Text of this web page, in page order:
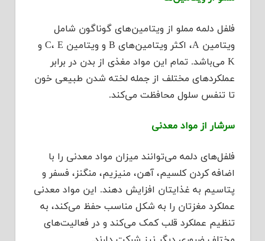
فلفل دلمه مملو از ویتامین‌های گوناگون شامل
ویتامین A، اکثر ویتامین‌های B و ویتامین C، E و
K می‌باشد. تمام این مواد مغذی از بدن در برابر
عملکردهای مختلف از جمله لخته شدن طبیعی خون
تا تنفس سلول محافظت می‌کند.
سرشار از مواد معدنی
فلفل‌های دلمه‌ می‌توانند میزان مواد معدنی را با
اضافه کردن کلسیم، آهن، منیزیم، منگنز، فسفر و
پتاسیم به غذایتان افزایش دهند. این مواد معدنی
عملکرد مغزتان را به شکل مناسب حفظ می‌کند، به
تنظیم عملکرد قلب کمک می‌کند و در فعالیت‌های